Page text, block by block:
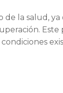
de la salud,